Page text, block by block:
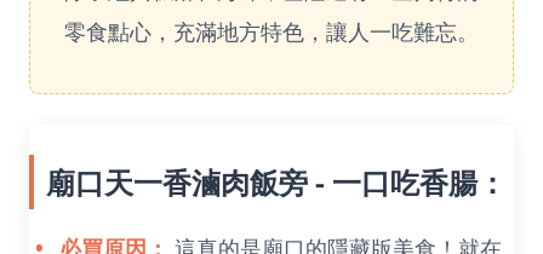
零食點心，充滿地方特色，讓人一吃難忘。
廟口天一香滷肉飯旁 - 一口吃香腸：